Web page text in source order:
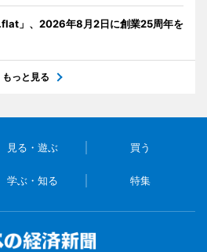
」、2026年8月2日に創業25周年を
もっと見る
見る・遊ぶ 買う
学ぶ・知る 特集